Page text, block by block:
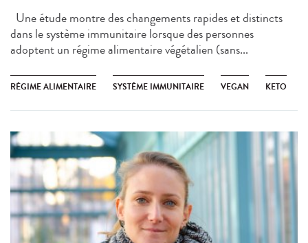
Une étude montre des changements rapides et distincts
dans le système immunitaire lorsque des personnes
adoptent un régime alimentaire végétalien (sans...
RÉGIME ALIMENTAIRE SYSTÈME IMMUNITAIRE VEGAN KETO